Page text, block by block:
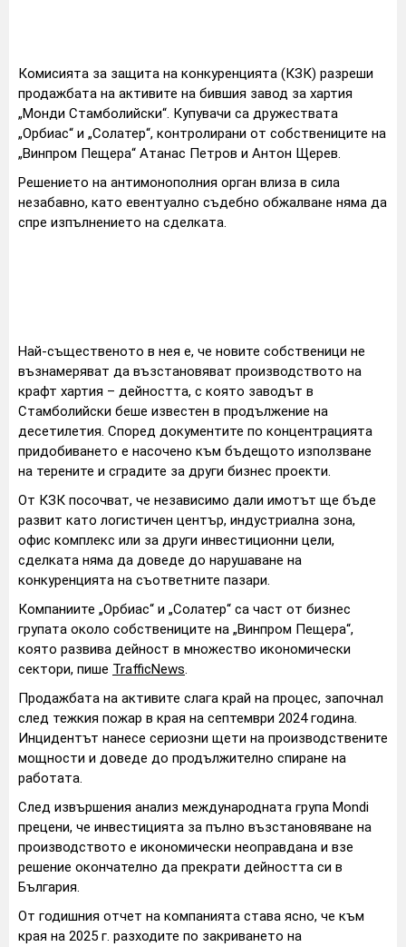
Комисията за защита на конкуренцията (КЗК) разреши
продажбата на активите на бившия завод за хартия
„Монди Стамболийски“. Купувачи са дружествата
„Орбиас“ и „Солатер“, контролирани от собствениците на
„Винпром Пещера“ Атанас Петров и Антон Щерев.
Решението на антимонополния орган влиза в сила
незабавно, като евентуално съдебно обжалване няма да
спре изпълнението на сделката.
Най-същественото в нея е, че новите собственици не
възнамеряват да възстановяват производството на
крафт хартия – дейността, с която заводът в
Стамболийски беше известен в продължение на
десетилетия. Според документите по концентрацията
придобиването е насочено към бъдещото използване
на терените и сградите за други бизнес проекти.
От КЗК посочват, че независимо дали имотът ще бъде
развит като логистичен център, индустриална зона,
офис комплекс или за други инвестиционни цели,
сделката няма да доведе до нарушаване на
конкуренцията на съответните пазари.
Компаниите „Орбиас“ и „Солатер“ са част от бизнес
групата около собствениците на „Винпром Пещера“,
която развива дейност в множество икономически
сектори, пише TrafficNews.
Продажбата на активите слага край на процес, започнал
след тежкия пожар в края на септември 2024 година.
Инцидентът нанесе сериозни щети на производствените
мощности и доведе до продължително спиране на
работата.
След извършения анализ международната група Mondi
прецени, че инвестицията за пълно възстановяване на
производството е икономически неоправдана и взе
решение окончателно да прекрати дейността си в
България.
От годишния отчет на компанията става ясно, че към
края на 2025 г. разходите по закриването на